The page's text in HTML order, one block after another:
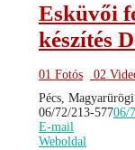
Esküvői
készítés
01 Fotós 02
Pécs,
06/72/213-57706/
E-mail
Weboldal